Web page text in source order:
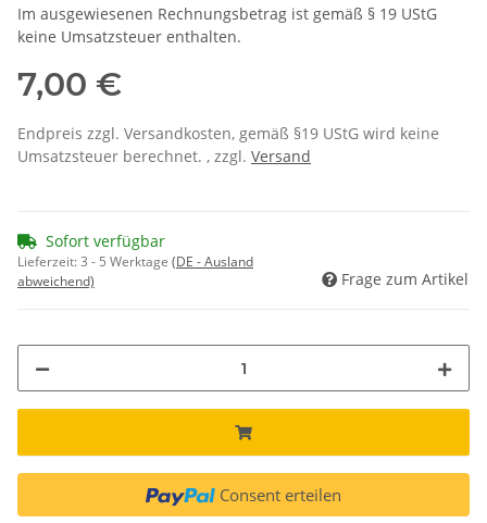
Im ausgewiesenen Rechnungsbetrag ist gemäß § 19 UStG
keine Umsatzsteuer enthalten.
7,00 €
Endpreis zzgl. Versandkosten, gemäß §19 UStG wird keine
Umsatzsteuer berechnet. , zzgl. Versand
Sofort verfügbar
Lieferzeit:3 - 5 Werktage (DE - Ausland
abweichend)
Frage zum Artikel
Consent erteilen